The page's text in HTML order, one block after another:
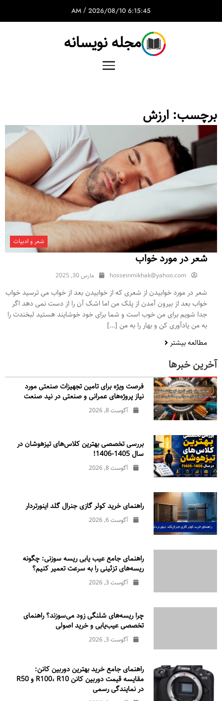
6:15:45 AM
/ 2026/08/10
مجله نویسانه
برچسب: ارزش
شعر و ادبیات
شعر در مورد خواب
hosseinmikhak@yahoo.com مارس 30, 2025
شعر در مورد خوابیدن از شعری که از خوابیدن بعد از خواب می ترسید خواب
خواب بعد از بیرون آمدن از پلک من اما اشک آن را از دست نمی دهد اگر
جدا شویم برای من خوب است و شما برای خود خوشایند هستید لبخندت را
به من یادآوری کن و بهار را به من […]
مطالعه بیشتر
آخرین خبرها
فرصت ویژه برای تامین تجهیزات صنعتی مورد
نیاز پروژه‌های عمرانی و صنعتی در نید صنعت
آگوست 8, 2026
بررسی تخصصی بهترین کلاس‌های تیزهوشان در
سال 1405-1406!
آگوست 8, 2026
راهنمای خرید کولر گازی جنرال‌ گلد اینورتر‌دار
آگوست 6, 2026
راهنمای جامع عیب یابی ریسه سوزنی: چگونه
ریسه‌های تزئینی را به سرعت تعمیر کنیم؟
آگوست 3, 2026
چرا ریسه‌های شلنگی زود می‌سوزند؟ راهنمای
تخصصی عیب‌یابی و خرید اصولی
آگوست 3, 2026
راهنمای جامع خرید بهترین دوربین کانن:
مقایسه قیمت دوربین کانن R100، R10 و R50
در نمایندگی رسمی